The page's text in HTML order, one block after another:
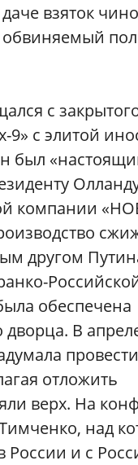
взяток
обвиняемый
с
с элитой
был
компании
другом
обеспечена
В
провести
отложить
верх. На
над
России и с